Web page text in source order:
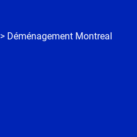
> Déménagement Montreal